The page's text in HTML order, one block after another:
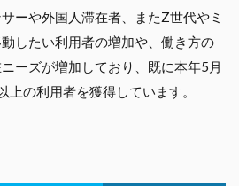
ーや外国人滞在者、またZ世代やミ
したい利用者の増加や、働き方の
ーズが増加しており、既に本年5月
の利用者を獲得しています。